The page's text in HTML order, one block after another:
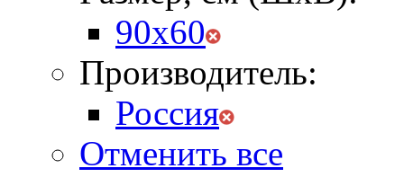
90х60
Производитель:
Россия
Отменить все